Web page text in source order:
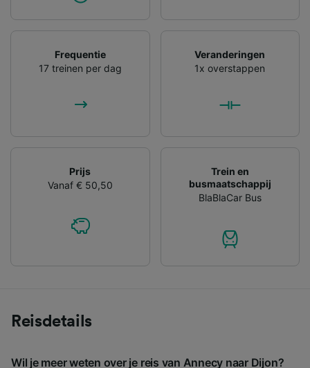
Frequentie
17 treinen per dag
Veranderingen
1x overstappen
Prijs
Vanaf € 50,50
Trein en
busmaatschappij
BlaBlaCar Bus
Reisdetails
Wil je meer weten over je reis van Annecy naar Dijon?